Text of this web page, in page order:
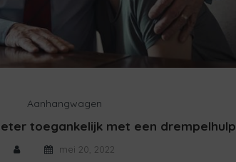
Aanhangwagen
toegankelijk met een drempelhulp
mei 20, 2022